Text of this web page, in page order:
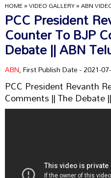
HOME»VIDEO GALLERY»ABN
PCC President
Counter To BJP
Debate || ABN
ABN, First Publish Date - 2021-
PCC President Revanth
Comments || The Debate